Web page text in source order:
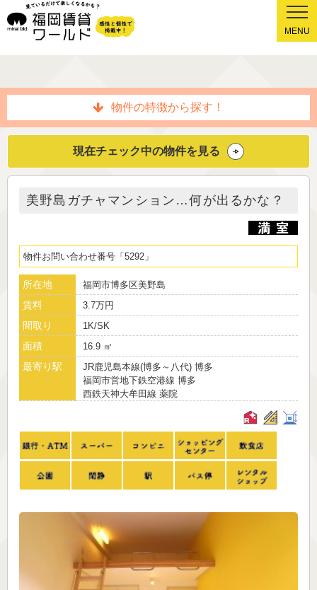
MENU
物件の特徴から探す！
現在チェック中の物件を見る
美野島ガチャマンション…何が出るかな？
物件お問い合わせ番号 5292
所在地 福岡市博多区美野島
賃料 3.7万円
間取り 1K/SK
面積 16.9 ㎡
最寄り駅
JR鹿児島本線(博多～八代) 博多
福岡市営地下鉄空港線 博多
西鉄天神大牟田線 薬院